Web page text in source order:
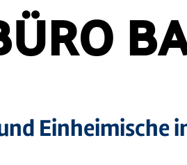
Einheimische